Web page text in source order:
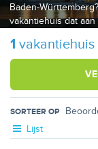
Baden-
vakantiehuis dat
1
SORTEER OP
Lijst